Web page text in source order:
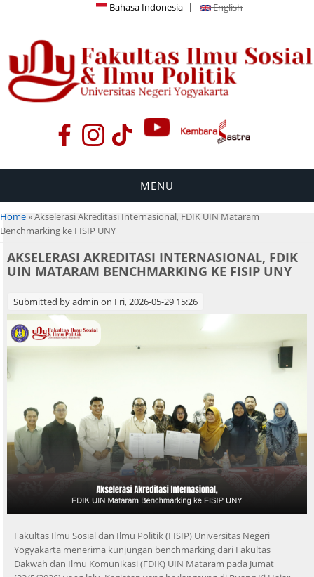
Bahasa Indonesia English
MENU
You are here
Home» Akselerasi Akreditasi Internasional, FDIK UIN Mataram
Benchmarking ke FISIP UNY
AKSELERASI AKREDITASI INTERNASIONAL, FDIK
UIN MATARAM BENCHMARKING KE FISIP UNY
Submitted byadmin on Fri, 2026-05-29 15:26
Fakultas Ilmu Sosial dan Ilmu Politik (FISIP) Universitas Negeri
Yogyakarta menerima kunjungan benchmarking dari Fakultas
Dakwah dan Ilmu Komunikasi (FDIK) UIN Mataram pada Jumat